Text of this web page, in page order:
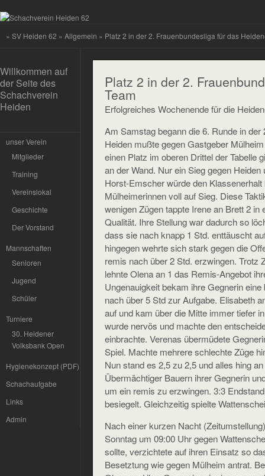
» SV Heiden 62 » Allgemein » Platz 2 in der 2. Frauenbundesliga für das
Willkommen auf
der Seite des
Schachverein
Heiden
unser Verein
Mitglieder
Training
Vereinslokal
Geschichte
Der Vorstand
Mannschaften
Senioren
Jugend
Schüler
Turniere
30. Heidener
Volksbank Open
Hygienekonzept (PDF)
Schachaufgabe
Links
Admin
Platz 2 in der 2.
Team
Erfolgreiches Wochenende für die
Am Samstag begann die 6. Runde in
Heiden mußte gegen Gastgeber
einen Platz im oberen Drittel der Tabelle
an der Wand. Nur ein Sieg gegen
Horst-Emscher würde den
Mülheimerinnen voll auf Sieg. Diese
wenigen Zügen tappte Irene an Brett 2
Qualität. Ihre Stellung war dadurch so
dass sie nach knapp 1 Std. enttäuscht
hingegen wehrte sich stark gegen die
remis nach über 2 Std. erzwingen. Trotz
lehnte Olena an 1 das Remis-Angebot
Ungenauigkeit bekam ihre Gegnerin
nach über 5 Std zur Aufgabe. Elisabeth
auf und kam über die Mitte immer tiefer
wurde nervös und machte den
einbrachte. Verenas übermüdete
Spiel. Machte mehrere schlechte Züge
Nun stand es 2,5 zu 2,5 und alles hing
Übermächtiger Bauern ihrer Gegnerin
um ein remis zu erzwingen. 3:3
besiegelt. Gleichzeitig spielte
Nach einer kurzen Nacht
Sonntag um 09:00 Uhr gegen
sollte, verzichtete auf ihren Einsatz so
Besetztung wie gegen Mülheim antrat.